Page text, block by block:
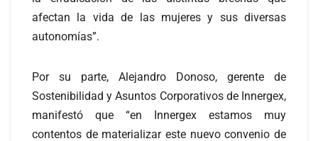
afectan la vida de las mujeres y sus diversas
autonomías”.
Por su parte, Alejandro Donoso, gerente de
Sostenibilidad y Asuntos Corporativos de Innergex,
manifestó que “en Innergex estamos muy
contentos de materializar este nuevo convenio de